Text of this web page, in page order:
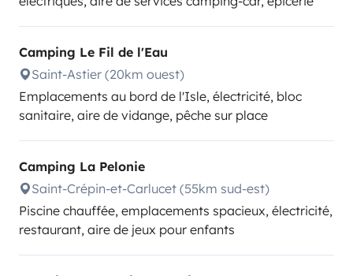
Camping Le Fil de l'Eau
Saint-Astier (20km ouest)
Emplacements au bord de l'Isle, électricité, bloc
sanitaire, aire de vidange, pêche sur place
Camping La Pelonie
Saint-Crépin-et-Carlucet (55km sud-est)
Piscine chauffée, emplacements spacieux, électricité,
restaurant, aire de jeux pour enfants